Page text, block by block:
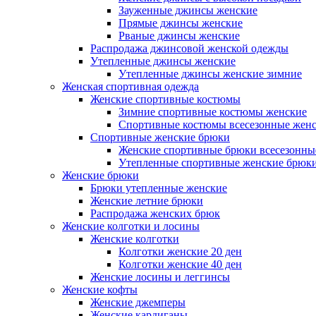
Зауженные джинсы женские
Прямые джинсы женские
Рваные джинсы женские
Распродажа джинсовой женской одежды
Утепленные джинсы женские
Утепленные джинсы женские зимние
Женская спортивная одежда
Женские спортивные костюмы
Зимние спортивные костюмы женские
Спортивные костюмы всесезонные
Спортивные женские брюки
Женские спортивные брюки
Утепленные спортивные женские
Женские брюки
Брюки утепленные женские
Женские летние брюки
Распродажа женских брюк
Женские колготки и лосины
Женские колготки
Колготки женские 20 ден
Колготки женские 40 ден
Женские лосины и леггинсы
Женские кофты
Женские джемперы